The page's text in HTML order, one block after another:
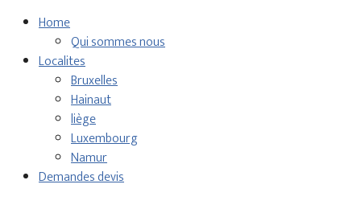
Home
Qui sommes nous
Localites
Bruxelles
Hainaut
liège
Luxembourg
Namur
Demandes devis